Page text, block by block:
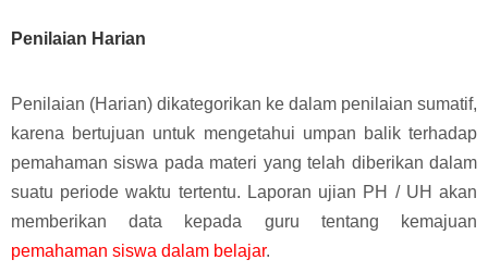
Penilaian Harian
Penilaian (Harian) dikategorikan ke dalam penilaian sumatif,
karena bertujuan untuk mengetahui umpan balik terhadap
pemahaman siswa pada materi yang telah diberikan dalam
suatu periode waktu tertentu. Laporan ujian PH / UH akan
memberikan data kepada guru tentang kemajuan
pemahaman siswa dalam belajar.